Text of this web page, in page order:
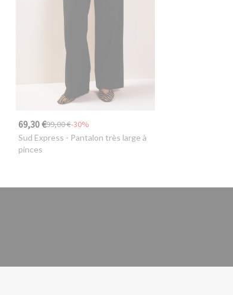
69,30 €99,00 €-30%
Sud Express - Pantalon très large à
pinces